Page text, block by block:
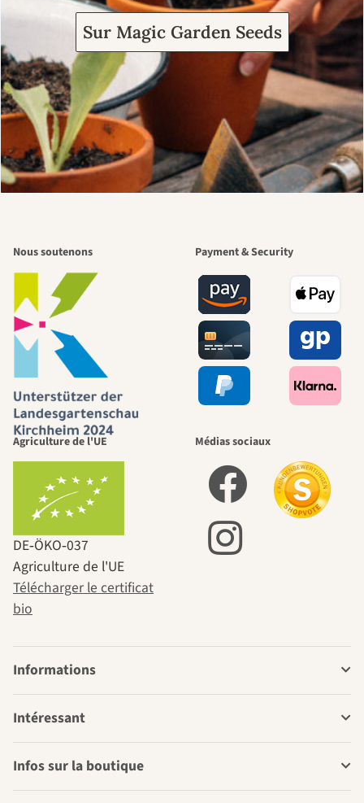
Sur Magic Garden Seeds
Nous soutenons Payment & Security
Agriculture de l'UE
DE‑ÖKO‑037
Agriculture de l'UE
Télécharger le certificat
bio
Médias sociaux
Informations
Intéressant
Infos sur la boutique